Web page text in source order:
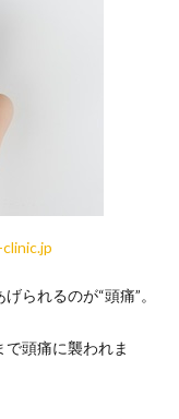
られるのが“頭痛”。
頭痛に襲われま